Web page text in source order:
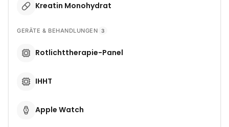
Kreatin Monohydrat
GERÄTE & BEHANDLUNGEN 3
Rotlichttherapie-Panel
IHHT
Apple Watch